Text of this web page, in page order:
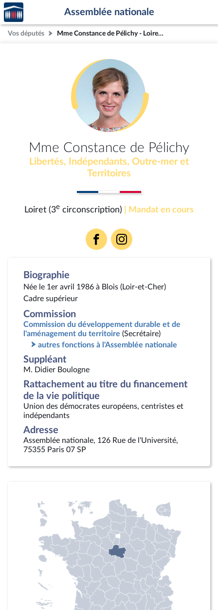
Aller au contenu
Aller en bas de la page
Accèder
à la
page
d'accueil
Assemblée nationale
Vos députés Mme Constance de Pélichy - Loiret (3e circonscription)
Mme Constance de Pélichy
Libertés, Indépendants, Outre-mer et
Territoires
Loiret (3e circonscription) | Mandat en cours
Voir
la
Voir
la
Biographie
Née le 1er avril 1986 à Blois (Loir-et-Cher)
Cadre supérieur
Commission
Commission du développement durable et de
l'aménagement du territoire (Secrétaire)
autres fonctions à l'Assemblée nationale
Suppléant
M. Didier Boulogne
Rattachement au titre du financement
de la vie politique
Union des démocrates européens, centristes et
indépendants
Adresse
Assemblée nationale, 126 Rue de l'Université,
75355 Paris 07 SP